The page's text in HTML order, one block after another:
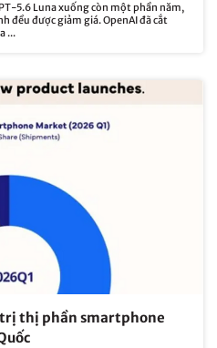
5.6 Luna xuống còn một phần năm,
đều được giảm giá. OpenAI đã cắt
...
thị phần smartphone